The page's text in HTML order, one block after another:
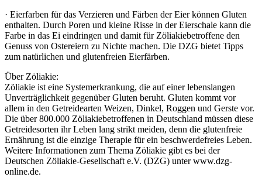
· Eierfarben für das Verzieren und Färben der Eier können Gluten
enthalten. Durch Poren und kleine Risse in der Eierschale kann die
Farbe in das Ei eindringen und damit für Zöliakiebetroffene den
Genuss von Ostereiern zu Nichte machen. Die DZG bietet Tipps
zum natürlichen und glutenfreien Eierfärben.
Über Zöliakie:
Zöliakie ist eine Systemerkrankung, die auf einer lebenslangen
Unverträglichkeit gegenüber Gluten beruht. Gluten kommt vor
allem in den Getreidearten Weizen, Dinkel, Roggen und Gerste vor.
Die über 800.000 Zöliakiebetroffenen in Deutschland müssen diese
Getreidesorten ihr Leben lang strikt meiden, denn die glutenfreie
Ernährung ist die einzige Therapie für ein beschwerdefreies Leben.
Weitere Informationen zum Thema Zöliakie gibt es bei der
Deutschen Zöliakie-Gesellschaft e.V. (DZG) unter www.dzg-
online.de.